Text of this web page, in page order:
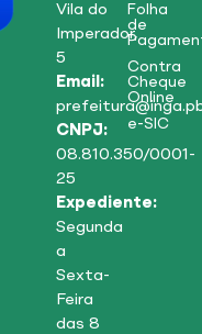
Vila do
Imperador,
5
Email:
CNPJ:
08.810.350/0001-
25
Expediente:
Segunda
a
Sexta-
Feira
das 8
Folha
de
Contra
Cheque
Online
e-SIC